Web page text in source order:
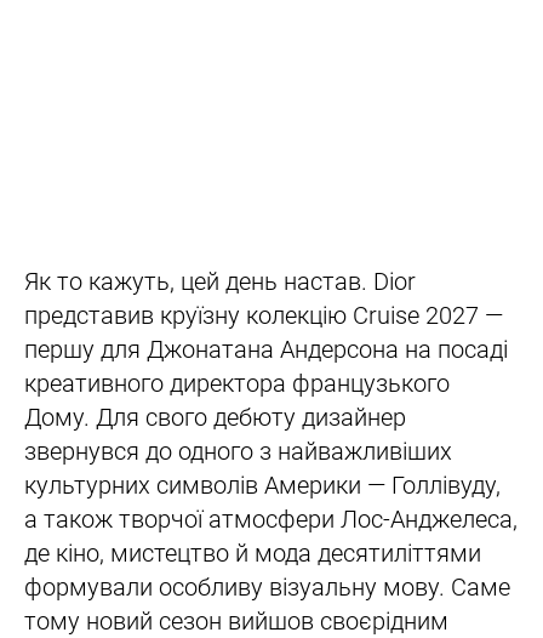
Як то кажуть, цей день настав. Dior
представив круїзну колекцію Cruise 2027 —
першу для Джонатана Андерсона на посаді
креативного директора французького
Дому. Для свого дебюту дизайнер
звернувся до одного з найважливіших
культурних символів Америки — Голлівуду,
а також творчої атмосфери Лос-Анджелеса,
де кіно, мистецтво й мода десятиліттями
формували особливу візуальну мову. Саме
тому новий сезон вийшов своєрідним